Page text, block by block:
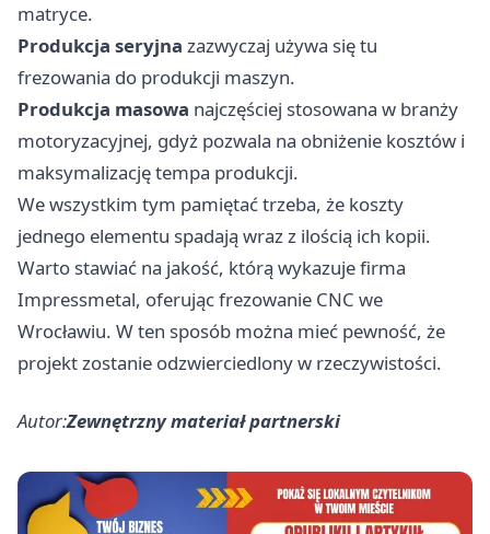
matryce.
Produkcja seryjna zazwyczaj używa się tu
frezowania do produkcji maszyn.
Produkcja masowa najczęściej stosowana w branży
motoryzacyjnej, gdyż pozwala na obniżenie kosztów i
maksymalizację tempa produkcji.
We wszystkim tym pamiętać trzeba, że koszty
jednego elementu spadają wraz z ilością ich kopii.
Warto stawiać na jakość, którą wykazuje firma
Impressmetal, oferującfrezowanie CNC we
Wrocławiu. W ten sposób można mieć pewność, że
projekt zostanie odzwierciedlony w rzeczywistości.
Autor:Zewnętrzny materiał partnerski